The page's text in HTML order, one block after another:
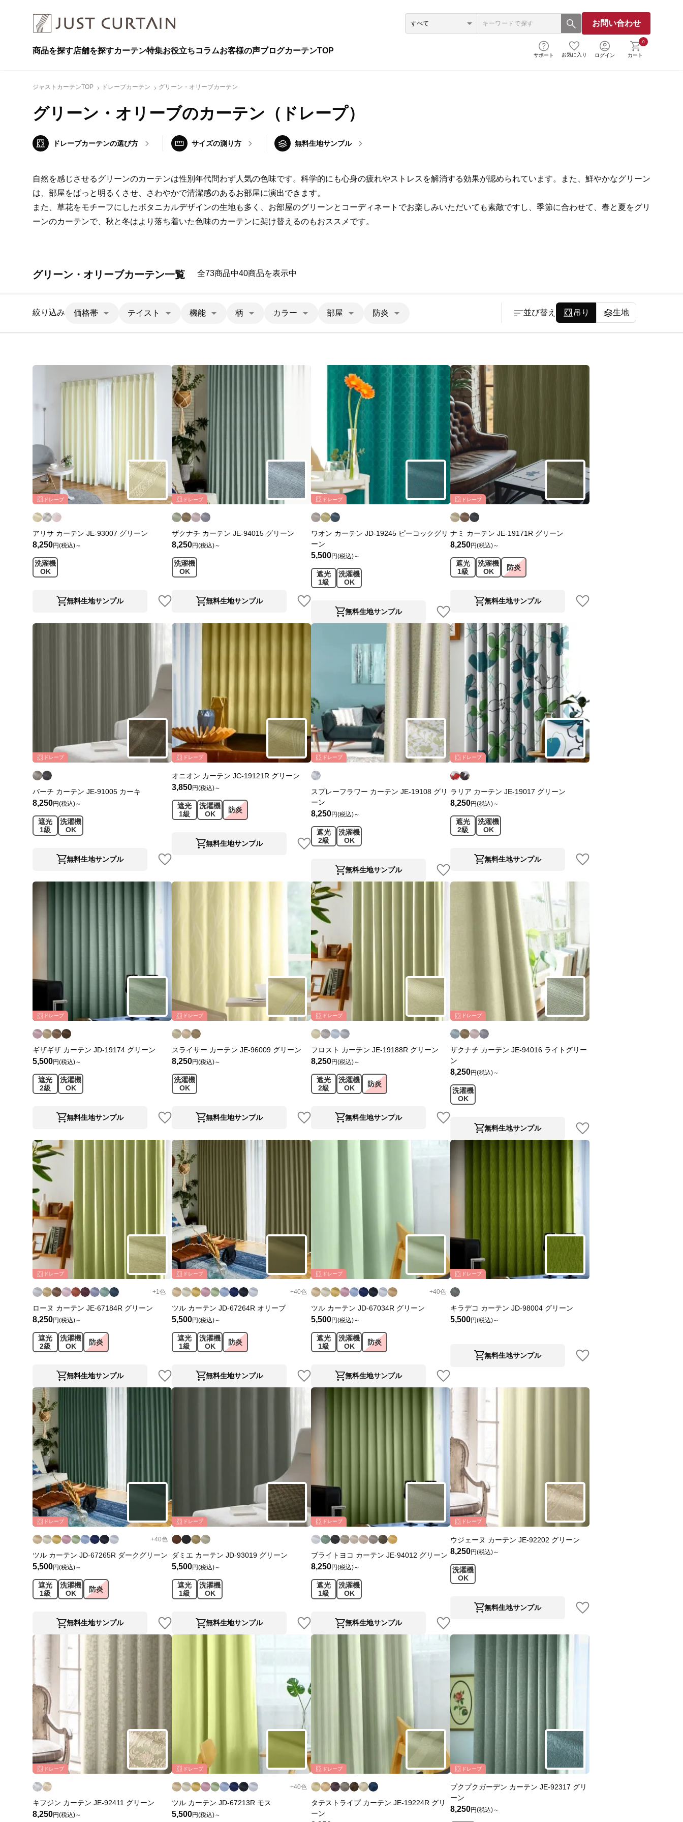
お問い合わせ
商品を探す店舗を探すカーテン特集お役立ちコラムお客様の声ブログカーテンTOP
サポート お気に入り ログイン
0
カート
ジャストカーテンTOP ドレープカーテン グリーン・オリーブカーテン
グリーン・オリーブのカーテン（ドレープ）
ドレープカーテンの選び方 サイズの測り方 無料生地サンプル
自然を感じさせるグリーンのカーテンは性別年代問わず人気の色味です。科学的にも心身の疲れやストレスを解消する効果が認められています。また、鮮やかなグリーン
は、部屋をぱっと明るくさせ、さわやかで清潔感のあるお部屋に演出できます。
また、草花をモチーフにしたボタニカルデザインの生地も多く、お部屋のグリーンとコーディネートでお楽しみいただいても素敵ですし、季節に合わせて、春と夏をグリ
ーンのカーテンで、秋と冬はより落ち着いた色味のカーテンに架け替えるのもおススメです。
グリーン・オリーブカーテン一覧 全73商品中40商品を表示中
絞り込み 価格帯 テイスト 機能 柄 カラー 部屋 防炎 並び替え 吊り 生地
ドレープ
アリサ カーテン JE-93007 グリーン
8,250円(税込)～
洗濯機
OK
無料生地サンプル
ドレープ
ザクナチ カーテン JE-94015 グリーン
8,250円(税込)～
洗濯機
OK
無料生地サンプル
ドレープ
ワオン カーテン JD-19245 ピーコックグリ
ーン
5,500円(税込)～
遮光
1級
洗濯機
OK
無料生地サンプル
ドレープ
ナミ カーテン JE-19171R グリーン
8,250円(税込)～
遮光
1級
洗濯機
OK
防炎
無料生地サンプル
ドレープ
バーチ カーテン JE-91005 カーキ
8,250円(税込)～
遮光
1級
洗濯機
OK
無料生地サンプル
ドレープ
オニオン カーテン JC-19121R グリーン
3,850円(税込)～
遮光
1級
洗濯機
OK
防炎
無料生地サンプル
ドレープ
スプレーフラワー カーテン JE-19108 グリ
ーン
8,250円(税込)～
遮光
2級
洗濯機
OK
無料生地サンプル
ドレープ
ラリア カーテン JE-19017 グリーン
8,250円(税込)～
遮光
2級
洗濯機
OK
無料生地サンプル
ドレープ
ギザギザ カーテン JD-19174 グリーン
5,500円(税込)～
遮光
2級
洗濯機
OK
無料生地サンプル
ドレープ
スライサー カーテン JE-96009 グリーン
8,250円(税込)～
洗濯機
OK
無料生地サンプル
ドレープ
フロスト カーテン JE-19188R グリーン
8,250円(税込)～
遮光
2級
洗濯機
OK
防炎
無料生地サンプル
ドレープ
ザクナチ カーテン JE-94016 ライトグリー
ン
8,250円(税込)～
洗濯機
OK
無料生地サンプル
ドレープ
+1色
ローヌ カーテン JE-67184R グリーン
8,250円(税込)～
遮光
2級
洗濯機
OK
防炎
無料生地サンプル
ドレープ
+40色
ツル カーテン JD-67264R オリーブ
5,500円(税込)～
遮光
1級
洗濯機
OK
防炎
無料生地サンプル
ドレープ
+40色
ツル カーテン JD-67034R グリーン
5,500円(税込)～
遮光
1級
洗濯機
OK
防炎
無料生地サンプル
ドレープ
キラデコ カーテン JD-98004 グリーン
5,500円(税込)～
無料生地サンプル
ドレープ
+40色
ツル カーテン JD-67265R ダークグリーン
5,500円(税込)～
遮光
1級
洗濯機
OK
防炎
無料生地サンプル
ドレープ
ダミエ カーテン JD-93019 グリーン
5,500円(税込)～
遮光
1級
洗濯機
OK
無料生地サンプル
ドレープ
ブライトヨコ カーテン JE-94012 グリーン
8,250円(税込)～
遮光
1級
洗濯機
OK
無料生地サンプル
ドレープ
ウジェーヌ カーテン JE-92202 グリーン
8,250円(税込)～
洗濯機
OK
無料生地サンプル
ドレープ
キフジン カーテン JE-92411 グリーン
8,250円(税込)～
ドレープ
+40色
ツル カーテン JD-67213R モス
5,500円(税込)～
ドレープ
タテストライプ カーテン JE-19224R グリ
ーン
ドレープ
プクプクガーデン カーテン JE-92317 グリ
ーン
8,250円(税込)～